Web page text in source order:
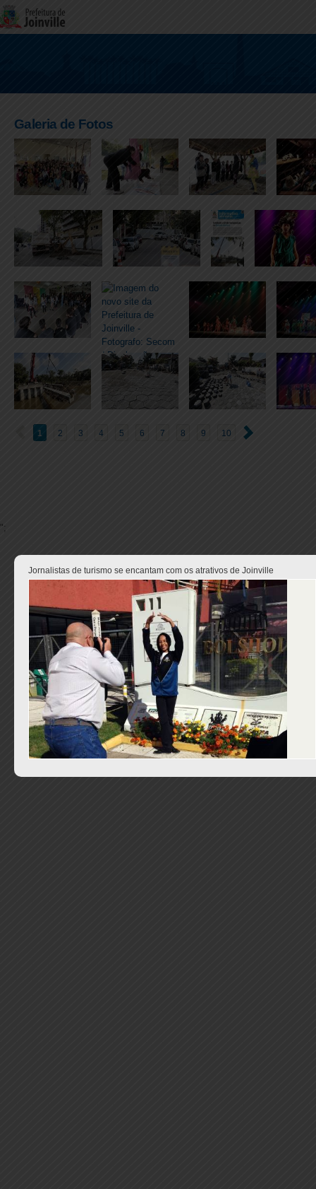
Galeria de Fotos
1 2 3 4 5 6 7 8 9 10
";
Jornalistas de turismo se encantam com os atrativos de Joinville